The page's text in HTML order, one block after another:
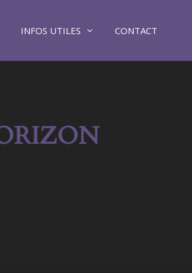
INFOS UTILES CONTACT